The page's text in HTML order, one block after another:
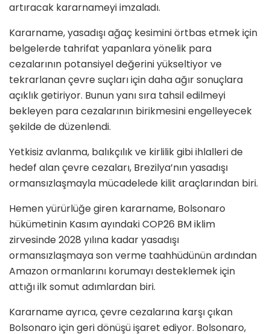
artıracak kararnameyi imzaladı.
Kararname, yasadışı ağaç kesimini örtbas etmek için
belgelerde tahrifat yapanlara yönelik para
cezalarının potansiyel değerini yükseltiyor ve
tekrarlanan çevre suçları için daha ağır sonuçlara
açıklık getiriyor. Bunun yanı sıra tahsil edilmeyi
bekleyen para cezalarının birikmesini engelleyecek
şekilde de düzenlendi.
Yetkisiz avlanma, balıkçılık ve kirlilik gibi ihlalleri de
hedef alan çevre cezaları, Brezilya’nın yasadışı
ormansızlaşmayla mücadelede kilit araçlarından biri.
Hemen yürürlüğe giren kararname, Bolsonaro
hükümetinin Kasım ayındaki COP26 BM iklim
zirvesinde 2028 yılına kadar yasadışı
ormansızlaşmaya son verme taahhüdünün ardından
Amazon ormanlarını korumayı desteklemek için
attığı ilk somut adımlardan biri.
Kararname ayrıca, çevre cezalarına karşı çıkan
Bolsonaro için geri dönüşü işaret ediyor. Bolsonaro,